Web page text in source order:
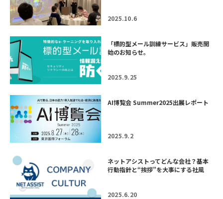
2025.10.6
「標的型メール訓練サービス」販売開
始のお知らせ。
2025.9.25
AI博覧会 Summer2025出展レポート
2025.9.2
ネットアシストってどんな会社？基本
行動指針と“挨拶”を大事にする社風
2025.6.20